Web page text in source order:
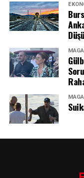
Husi Sözcü:
Husilerin askeri
yaptığı açıklamada
olduğunu söyledi.
Hadramut’taki el-
Suudi destekli